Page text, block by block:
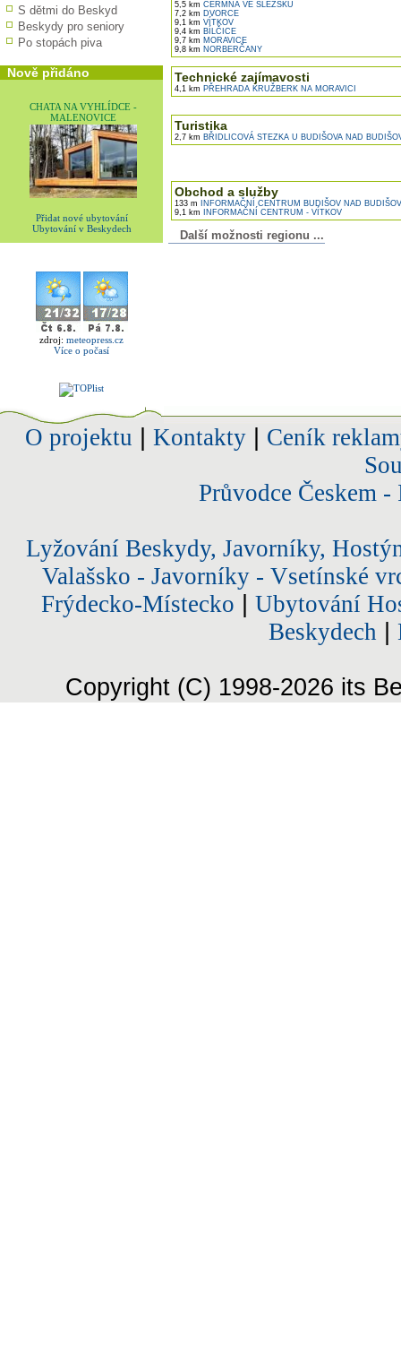
S dětmi do Beskyd
Beskydy pro seniory
Po stopách piva
Nově přidáno
CHATA NA VYHLÍDCE -
MALENOVICE
Přidat nové ubytování
Ubytování v Beskydech
zdroj: meteopress.cz
Více o počasí
5,5 km ČERMNÁ VE SLEZSKU
7,2 km DVORCE
9,1 km VÍTKOV
9,4 km BÍLČICE
9,7 km MORAVICE
9,8 km NORBERČANY
Technické zajímavosti
4,1 km PŘEHRADA KRUŽBERK NA MORAVICI
Turistika
2,7 km BŘIDLICOVÁ STEZKA U BUDIŠOVA NAD
Obchod a služby
133 m INFORMAČNÍ CENTRUM BUDIŠOV NAD
9,1 km INFORMAČNÍ CENTRUM - VÍTKOV
Další možnosti regionu ...
O projektu Kontakty| Ceník
Průvodce Českem
Lyžování Beskydy, Javorníky,
Valašsko - Javorníky - Vsetínské
Frýdecko-Místecko
Ubytování
Beskydech
Copyright (C) 1998-2026 its